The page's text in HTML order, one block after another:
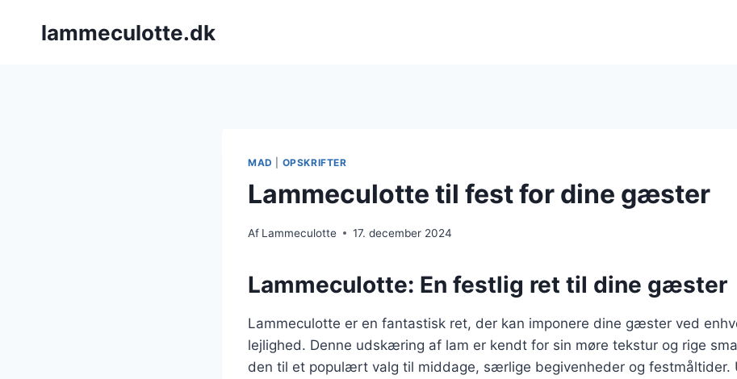
lammeculotte.dk
MAD OPSKRIFTER
Lammeculotte til fest for dine gæster
Af Lammeculotte 17. december 2024
Lammeculotte: En festlig ret til dine gæster
Lammeculotte er en fantastisk ret, der kan imponere dine gæster ved
lejlighed. Denne udskæring af lam er kendt for sin møre tekstur og rige
den til et populært valg til middage, særlige begivenheder og festmåltider.